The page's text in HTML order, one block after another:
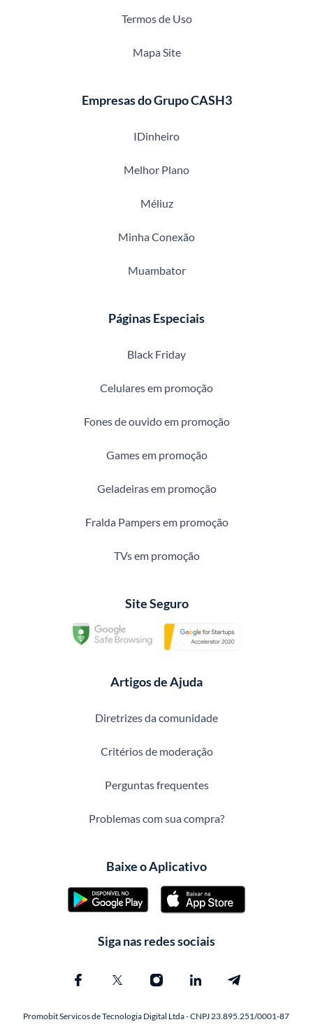
Termos de Uso
Mapa Site
Empresas do Grupo CASH3
IDinheiro
Melhor Plano
Méliuz
Minha Conexão
Muambator
Páginas Especiais
Black Friday
Celulares em promoção
Fones de ouvido em promoção
Games em promoção
Geladeiras em promoção
Fralda Pampers em promoção
TVs em promoção
Site Seguro
Artigos de Ajuda
Diretrizes da comunidade
Critérios de moderação
Perguntas frequentes
Problemas com sua compra?
Baixe o Aplicativo
Siga nas redes sociais
Promobit Servicos de Tecnologia Digital Ltda - CNPJ 23.895.251/0001-87